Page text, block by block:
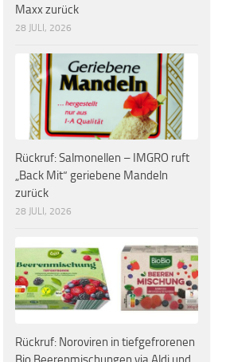
Maxx zurück
28 JULI, 2026
Rückruf: Salmonellen – IMGRO ruft
„Back Mit“ geriebene Mandeln
zurück
28 JULI, 2026
Rückruf: Noroviren in tiefgefrorenen